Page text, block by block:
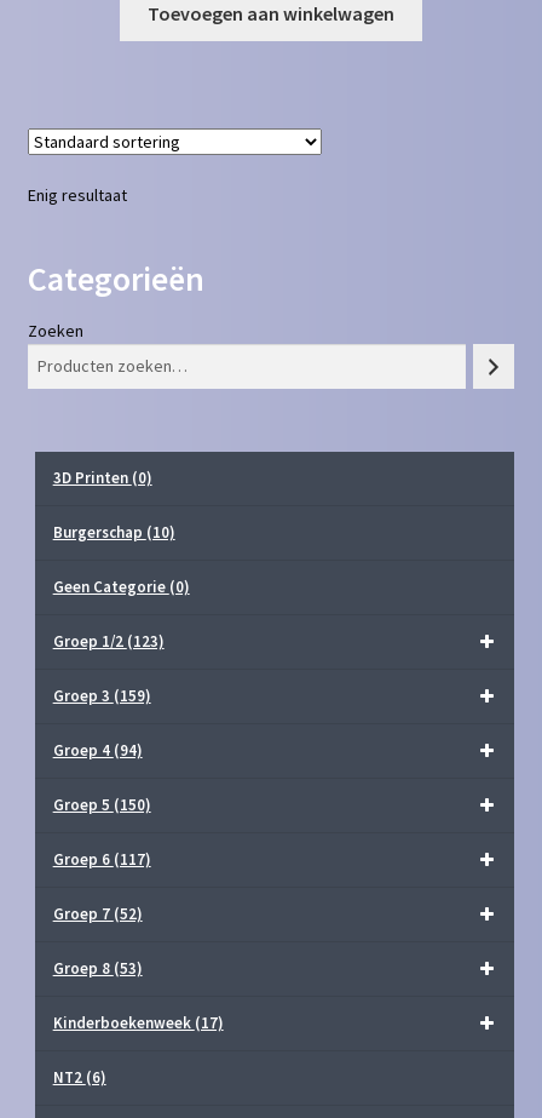
Toevoegen aan winkelwagen
Enig resultaat
Categorieën
Zoeken
3D Printen (0)
Burgerschap (10)
Geen Categorie (0)
Groep 1/2 (123)
Groep 3 (159)
Groep 4 (94)
Groep 5 (150)
Groep 6 (117)
Groep 7 (52)
Groep 8 (53)
Kinderboekenweek (17)
NT2 (6)